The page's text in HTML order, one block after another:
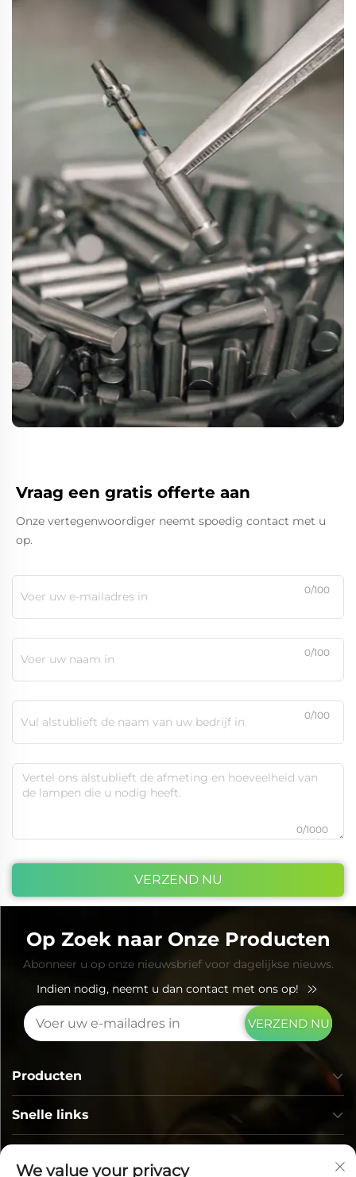
Vraag een gratis offerte aan
Onze vertegenwoordiger neemt spoedig contact met u
op.
0/100
0/100
0/100
0/1000
VERZEND NU
Op Zoek naar Onze Producten
Abonneer u op onze nieuwsbrief voor dagelijkse nieuws.
Indien nodig, neemt u dan contact met ons op!
VERZEND NU
Snelle links
Producten
We value your privacy